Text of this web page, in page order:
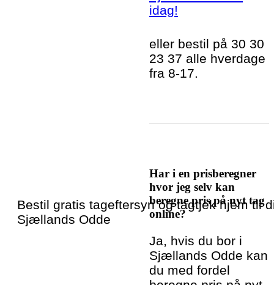
Bestil gratis tageftersyn og tagtjek hjem til
Sjællands Odde
idag!
eller bestil på 30 30
23 37 alle hverdage
fra 8-17.
Har i en prisberegner
hvor jeg selv kan
beregne pris på nyt tag
online?
Ja, hvis du bor i
Sjællands Odde kan
du med fordel